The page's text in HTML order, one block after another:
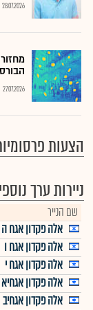
28.07.2026
27.07.2026
הצעות
ניירות ערך
שם הנייר
אלה פקדון אגח ה
אלה פקדון אגח ו
אלה פקדון אגח י
אלה פקדון אגחיא
אלה פקדון אגחיב